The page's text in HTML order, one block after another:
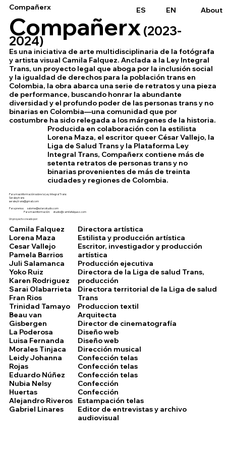
Compañerx (2023-
2024)
Es una iniciativa de arte multidisciplinaria de la fotógrafa
y artista visual Camila Falquez. Anclada a la Ley Integral
Trans, un proyecto legal que aboga por la inclusión social
y la igualdad de derechos para la población trans en
Colombia, la obra abarca una serie de retratos y una pieza
de performance, buscando honrar la abundante
diversidad y el profundo poder de las personas trans y no
binarias en Colombia—una comunidad que por
costumbre ha sido relegada a los márgenes de la historia.
Camila Falquez
Lorena Maza
Cesar Vallejo
Pamela Barrios
Juli Salamanca
Yoko Ruiz
Karen Rodriguez
Sarai Olabarrieta
Fran Rios
Trinidad Tamayo
Beau van
Gisbergen
La Poderosa
Luisa Fernanda
Morales Tinjaca
Leidy Johanna
Rojas
Eduardo Núñez
Nubia Nelsy
Huertas
Alejandro Riveros
Gabriel Linares
Directora artística
Estilista y producción artística
Escritor, investigador y producción
artística
Producción ejecutiva
Directora de la Liga de salud Trans,
producción
Directora territorial de la Liga de salud
Trans
Produccion textil
Arquitecta
Director de cinematografía
Diseño web
Diseño web
Dirección musical
Confección telas
Confección telas
Confección telas
Confección
Confección
Estampación telas
Editor de entrevistas y archivo
audiovisual
Producida en colaboración con la estilista
Lorena Maza, el escritor queer César Vallejo, la
Liga de Salud Trans y la Plataforma Ley
Integral Trans, Compañerx contiene más de
setenta retratos de personas trans y no
binarias provenientes de más de treinta
ciudades y regiones de Colombia.
Para mas información sobre la Ley Integral Trans:
Seraleytrans
seraleytrans@gmail.com
Para prensa: salome@solarcstudio.com
Para mas información: studio@camilafalquez.com
Un proyecto creado por:
About
Compañerx EN
ES